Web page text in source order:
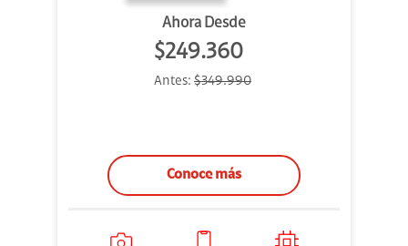
Ahora Desde
$249.360
Antes: $349.990
Conoce más